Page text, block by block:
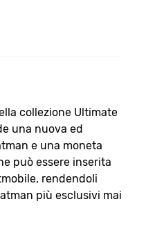
collezione Ultimate
una nuova ed
e una moneta
può essere inserita
rendendoli
più esclusivi mai